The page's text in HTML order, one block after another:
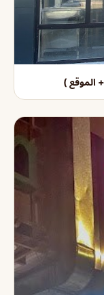
الموقع )